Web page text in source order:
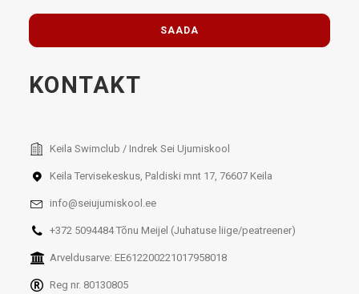
KONTAKT
Keila Swimclub / Indrek Sei Ujumiskool
Keila Tervisekeskus, Paldiski mnt 17, 76607 Keila
info@seiujumiskool.ee
+372 5094484 Tõnu Meijel (Juhatuse liige/peatreener)
Arveldusarve: EE612200221017958018
Reg nr. 80130805